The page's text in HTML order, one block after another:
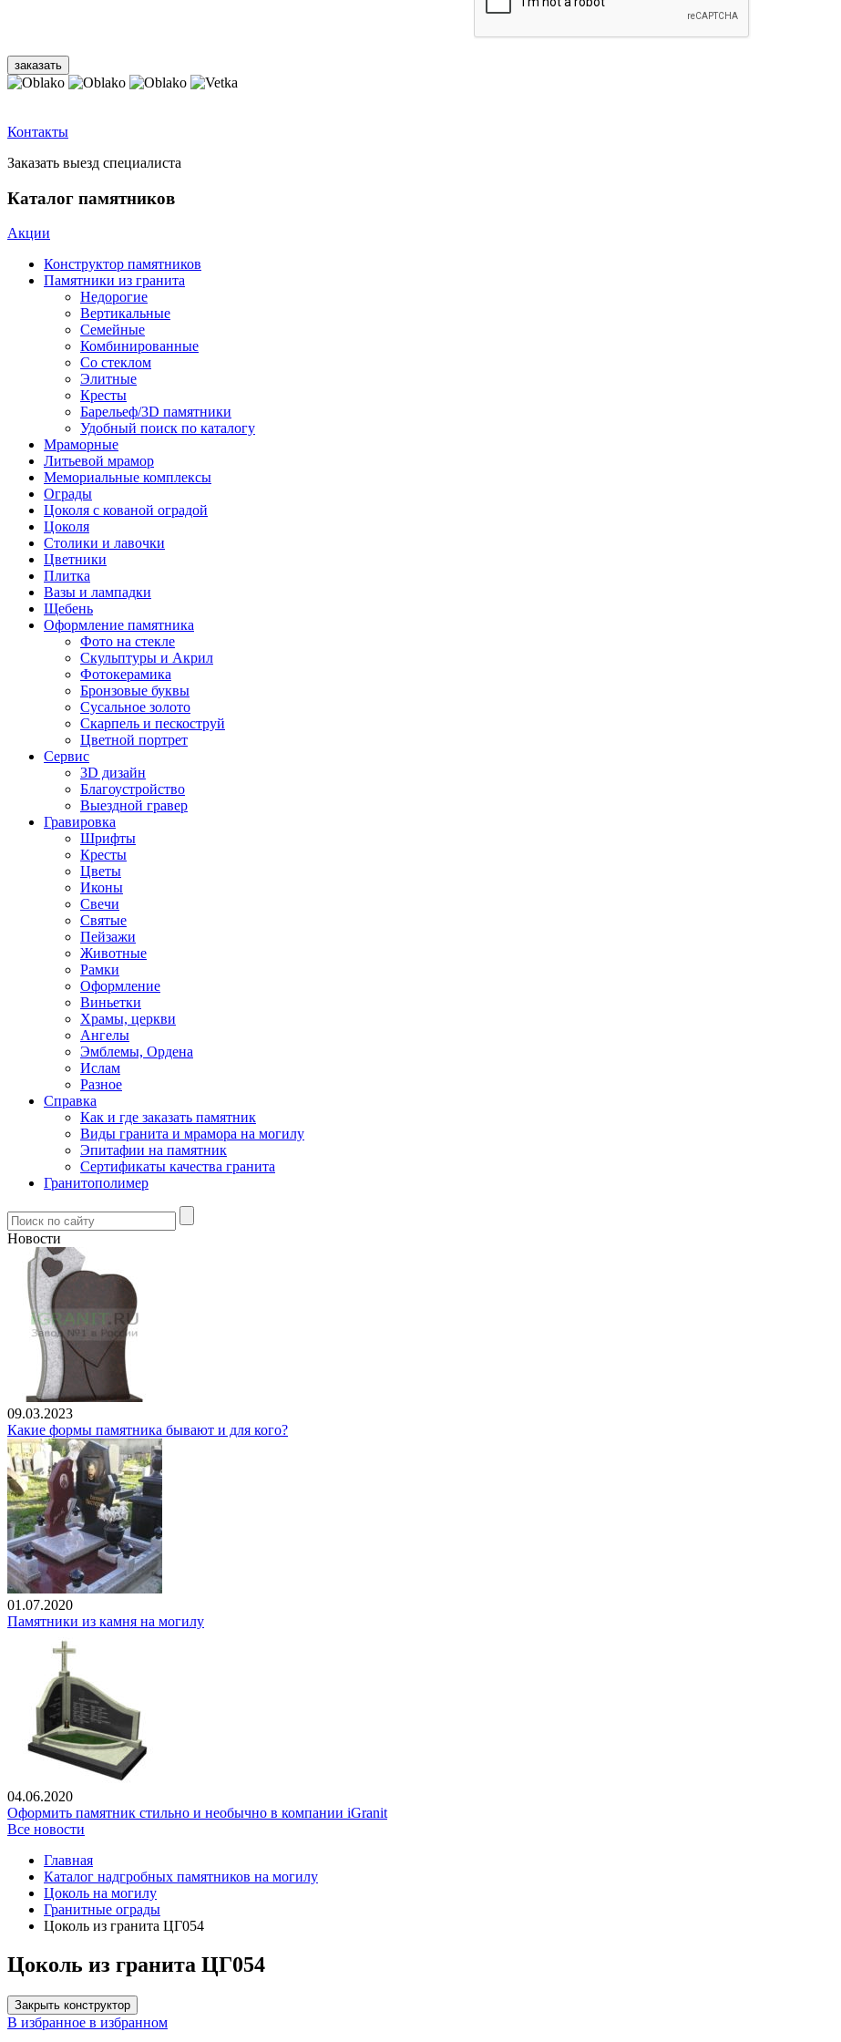
Контакты
Заказать выезд специалиста
Каталог памятников
Акции
Конструктор памятников
Памятники из гранита
Недорогие
Вертикальные
Семейные
Комбинированные
Со стеклом
Элитные
Кресты
Барельеф/3D памятники
Удобный поиск по каталогу
Мраморные
Литьевой мрамор
Мемориальные комплексы
Ограды
Цоколя с кованой оградой
Цоколя
Столики и лавочки
Цветники
Плитка
Вазы и лампадки
Щебень
Оформление памятника
Фото на стекле
Скульптуры и Акрил
Фотокерамика
Бронзовые буквы
Сусальное золото
Скарпель и пескоструй
Цветной портрет
Сервис
3D дизайн
Благоустройство
Выездной гравер
Гравировка
Шрифты
Кресты
Цветы
Иконы
Свечи
Святые
Пейзажи
Животные
Рамки
Оформление
Виньетки
Храмы, церкви
Ангелы
Эмблемы, Ордена
Ислам
Разное
Справка
Как и где заказать памятник
Виды гранита и мрамора на могилу
Эпитафии на памятник
Сертификаты качества гранита
Гранитополимер
Новости
09.03.2023
Какие формы памятника бывают и для кого?
01.07.2020
Памятники из камня на могилу
04.06.2020
Оформить памятник стильно и необычно в компании iGranit
Все новости
Главная
Каталог надгробных памятников на могилу
Цоколь на могилу
Гранитные ограды
Цоколь из гранита ЦГ054
Цоколь из гранита ЦГ054
Закрыть конструктор
В избранное в избранном